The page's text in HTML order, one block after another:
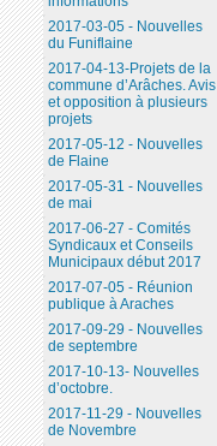
2017-03-05 - Nouvelles
du Funiflaine
2017-04-13-Projets de la
commune d’Arâches. Avis
et opposition à plusieurs
projets
2017-05-12 - Nouvelles
de Flaine
2017-05-31 - Nouvelles
de mai
2017-06-27 - Comités
Syndicaux et Conseils
Municipaux début 2017
2017-07-05 - Réunion
publique à Araches
2017-09-29 - Nouvelles
de septembre
2017-10-13- Nouvelles
d’octobre.
2017-11-29 - Nouvelles
de Novembre